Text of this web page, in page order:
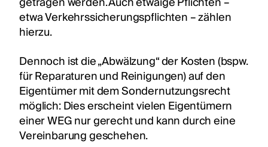
etwa Verkehrssicherungspflichten – zählen
hierzu.
Dennoch ist die „Abwälzung“ der Kosten (bspw.
für Reparaturen und Reinigungen) auf den
Eigentümer mit dem Sondernutzungsrecht
möglich: Dies erscheint vielen Eigentümern
einer WEG nur gerecht und kann durch eine
Vereinbarung geschehen.